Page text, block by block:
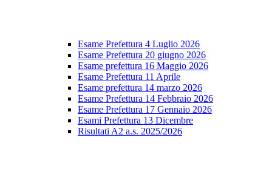
Esame Prefettura 4 Luglio 2026
Esame Prefettura 20 giugno 2026
Esame prefettura 16 Maggio 2026
Esame Prefettura 11 Aprile
Esame prefettura 14 marzo 2026
Esame Prefettura 14 Febbraio 2026
Esame Prefettura 17 Gennaio 2026
Esami Prefettura 13 Dicembre
Risultati A2 a.s. 2025/2026